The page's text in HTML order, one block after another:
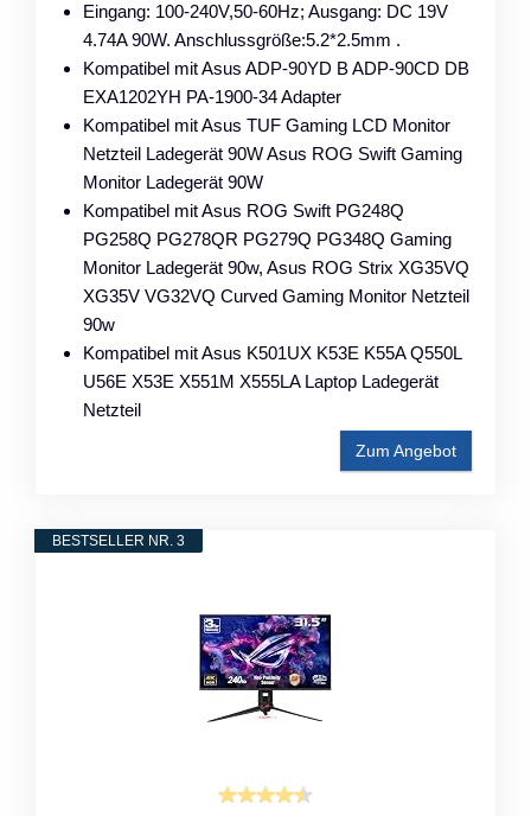
Eingang: 100-240V,50-60Hz; Ausgang: DC 19V
4.74A 90W. Anschlussgröße:5.2*2.5mm .
Kompatibel mit Asus ADP-90YD B ADP-90CD DB
EXA1202YH PA-1900-34 Adapter
Kompatibel mit Asus TUF Gaming LCD Monitor
Netzteil Ladegerät 90W Asus ROG Swift Gaming
Monitor Ladegerät 90W
Kompatibel mit Asus ROG Swift PG248Q
PG258Q PG278QR PG279Q PG348Q Gaming
Monitor Ladegerät 90w, Asus ROG Strix XG35VQ
XG35V VG32VQ Curved Gaming Monitor Netzteil
90w
Kompatibel mit Asus K501UX K53E K55A Q550L
U56E X53E X551M X555LA Laptop Ladegerät
Netzteil
Zum Angebot
BESTSELLER NR. 3